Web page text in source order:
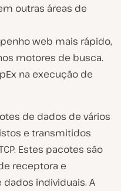
outras áreas de
web mais rápido,
motores de busca.
na execução de
de dados de vários
e transmitidos
Estes pacotes são
receptora e
individuais. A